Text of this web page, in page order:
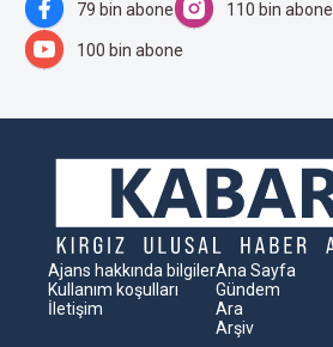
79 bin abone 110 bin abone
100 bin abone
Ajans hakkında bilgiler
Kullanım koşulları
İletişim
Ana Sayfa
Gündem
Ara
Arşiv